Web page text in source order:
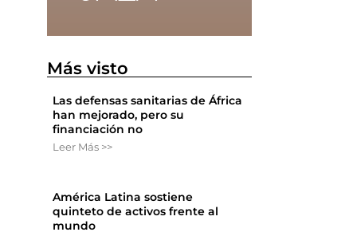
Más visto
Las defensas sanitarias de África
han mejorado, pero su
financiación no
Leer Más >>
América Latina sostiene
quinteto de activos frente al
mundo